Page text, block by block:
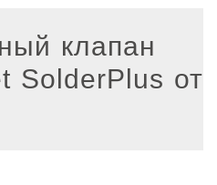
клапан
SolderPlus от